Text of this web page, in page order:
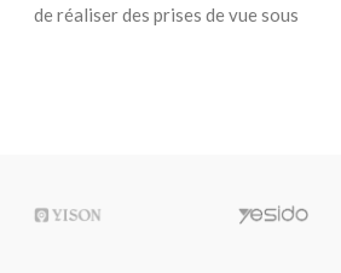
de réaliser des prises de vue sous